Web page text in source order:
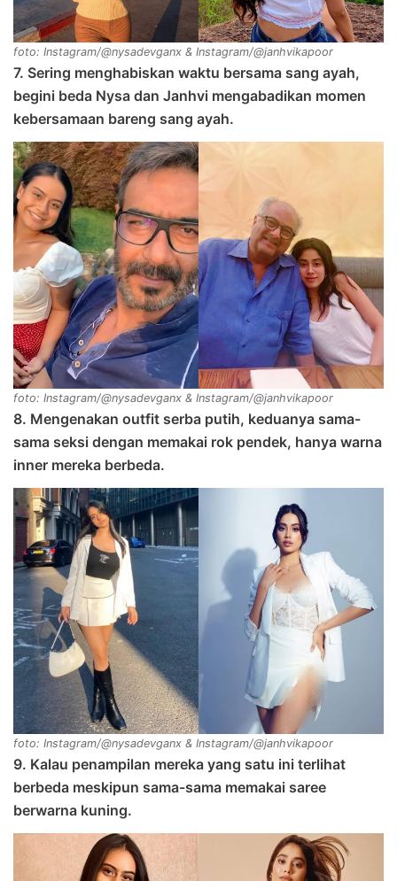
foto: Instagram/@nysadevganx & Instagram/@janhvikapoor
7. Sering menghabiskan waktu bersama sang ayah,
begini beda Nysa dan Janhvi mengabadikan momen
kebersamaan bareng sang ayah.
foto: Instagram/@nysadevganx & Instagram/@janhvikapoor
8. Mengenakan outfit serba putih, keduanya sama-
sama seksi dengan memakai rok pendek, hanya warna
inner mereka berbeda.
foto: Instagram/@nysadevganx & Instagram/@janhvikapoor
9. Kalau penampilan mereka yang satu ini terlihat
berbeda meskipun sama-sama memakai saree
berwarna kuning.